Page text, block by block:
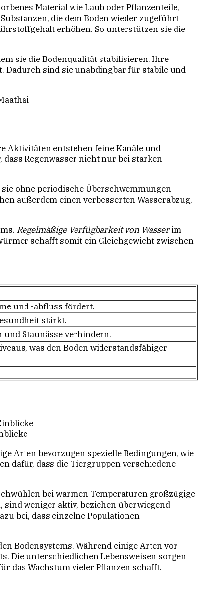
Material wie Laub oder Pflanzenteile,
die dem Boden wieder zugeführt
erhöhen. So unterstützen sie die
sie die Bodenqualität stabilisieren. Ihre
Dadurch sind sie unabdingbar für stabile und
Aktivitäten entstehen feine Kanäle und
Regenwasser nicht nur bei starken
ohne periodische Überschwemmungen
außerdem einen verbesserten Wasserabzug,
Regelmäßige Verfügbarkeit von Wasserim
schafft somit ein Gleichgewicht zwischen
und -abfluss fördert.
stärkt.
und Staunässe verhindern.
was den Boden widerstandsfähiger
Arten bevorzugen spezielle Bedingungen, wie
dafür, dass die Tiergruppen verschiedene
bei warmen Temperaturen großzügige
weniger aktiv, beziehen überwiegend
bei, dass einzelne Populationen
Bodensystems. Während einige Arten vor
Die unterschiedlichen Lebensweisen sorgen
das Wachstum vieler Pflanzen schafft.